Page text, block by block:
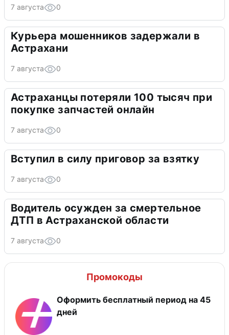
7 августа 0
Курьера мошенников задержали в
Астрахани
7 августа 0
Астраханцы потеряли 100 тысяч при
покупке запчастей онлайн
7 августа 0
Вступил в силу приговор за взятку
7 августа 0
Водитель осужден за смертельное
ДТП в Астраханской области
7 августа 0
Промокоды
Оформить бесплатный период на 45
дней